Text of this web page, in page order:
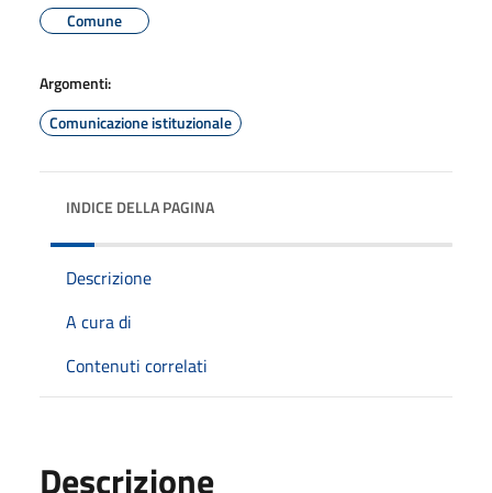
Comune
Argomenti:
Comunicazione istituzionale
INDICE DELLA PAGINA
Descrizione
A cura di
Contenuti correlati
Descrizione